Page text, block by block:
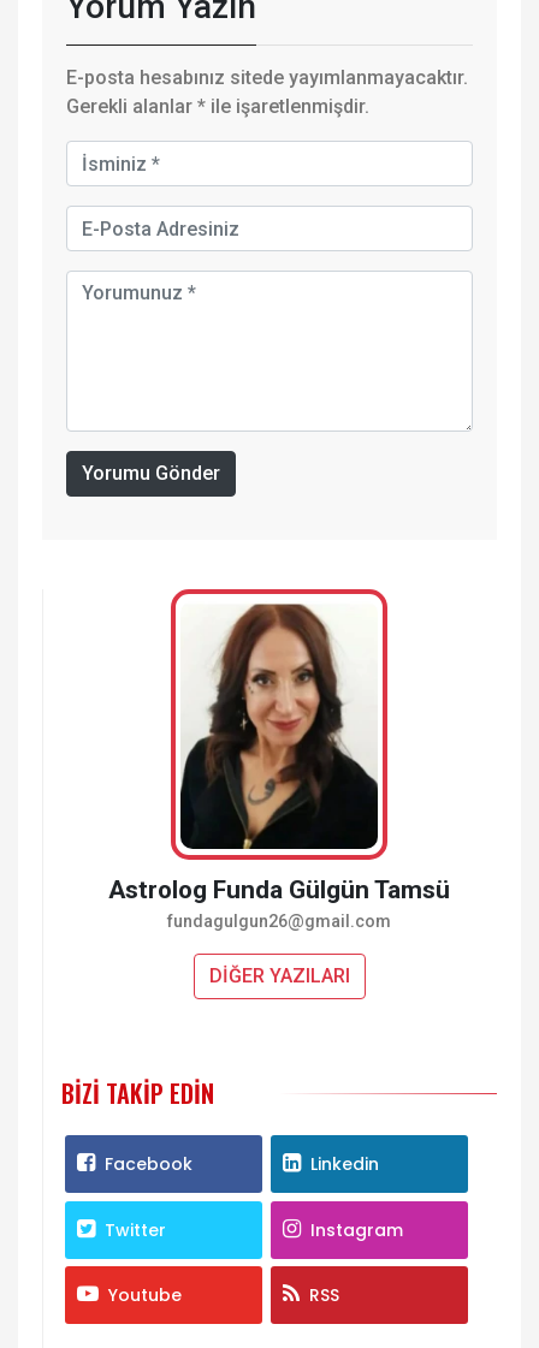
E-posta hesabınız sitede yayımlanmayacaktır.
Gerekli alanlar * ile işaretlenmişdir.
Yorumu Gönder
Astrolog Funda Gülgün Tamsü
fundagulgun26@gmail.com
DİĞER YAZILARI
BIZI TAKIP EDIN
Facebook Linkedin
Twitter Instagram
Youtube RSS